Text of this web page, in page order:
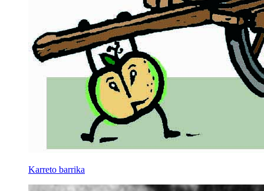
Karreto barrika